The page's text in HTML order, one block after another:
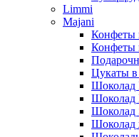
Limmi
Majani
Конфеты
Конфеты
Цукаты в
Шоколад
Шоколад
Шоколад
Шоколад